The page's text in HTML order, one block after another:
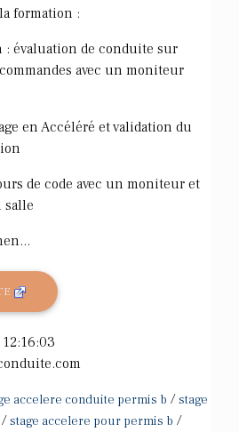
formation :
évaluation de conduite sur
avec un moniteur
en Accéléré et validation du
de code avec un moniteur et
salle
accelere conduite permis b /stage
/stage accelere pour permis b /